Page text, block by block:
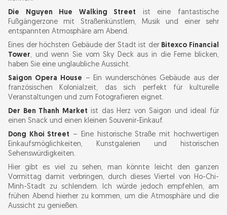
Die Nguyen Hue Walking Street ist eine fantastische
Fußgängerzone mit Straßenkünstlern, Musik und einer sehr
entspannten Atmosphäre am Abend.
Eines der höchsten Gebäude der Stadt ist der Bitexco Financial
Tower, und wenn Sie vom Sky Deck aus in die Ferne blicken,
haben Sie eine unglaubliche Aussicht.
Saigon Opera House – Ein wunderschönes Gebäude aus der
französischen Kolonialzeit, das sich perfekt für kulturelle
Veranstaltungen und zum Fotografieren eignet.
Der Ben Thanh Market ist das Herz von Saigon und ideal für
einen Snack und einen kleinen Souvenir-Einkauf.
Dong Khoi Street – Eine historische Straße mit hochwertigen
Einkaufsmöglichkeiten, Kunstgalerien und historischen
Sehenswürdigkeiten.
Hier gibt es viel zu sehen, man könnte leicht den ganzen
Vormittag damit verbringen, durch dieses Viertel von Ho-Chi-
Minh-Stadt zu schlendern. Ich würde jedoch empfehlen, am
frühen Abend hierher zu kommen, um die Atmosphäre und die
Aussicht zu genießen.